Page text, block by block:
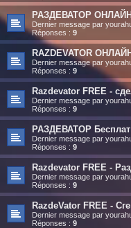
РАЗДЕВАТОР ОНЛАЙН
Dernier message par
Réponses : 9
RAZDEVATOR
Dernier message par
Réponses : 9
Razdevator FREE -
Dernier message par
Réponses : 9
РАЗДЕВАТОР
Dernier message par
Réponses : 9
Razdevator FREE -
Dernier message par
Réponses : 9
RazdeVator FREE -
Dernier message par
Réponses : 9